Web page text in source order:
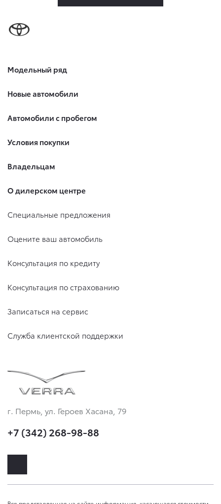
Модельный ряд
Новые автомобили
Автомобили с пробегом
Условия покупки
Владельцам
О дилерском центре
Специальные предложения
Оцените ваш автомобиль
Консультация по кредиту
Консультация по страхованию
Записаться на сервис
Служба клиентской поддержки
г. Пермь, ул. Героев Хасана, 79
+7 (342) 268-98-88